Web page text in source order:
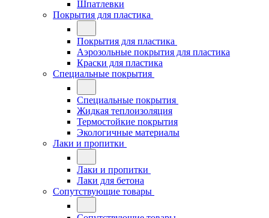
Шпатлевки
Покрытия для пластика
Покрытия для пластика
Аэрозольные покрытия для пластика
Краски для пластика
Специальные покрытия
Специальные покрытия
Жидкая теплоизоляция
Термостойкие покрытия
Экологичные материалы
Лаки и пропитки
Лаки и пропитки
Лаки для бетона
Сопутствующие товары